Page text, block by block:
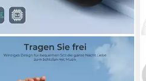
Bluetooth Kopfhörer Kabellos
5.3 Earbuds mit LED-